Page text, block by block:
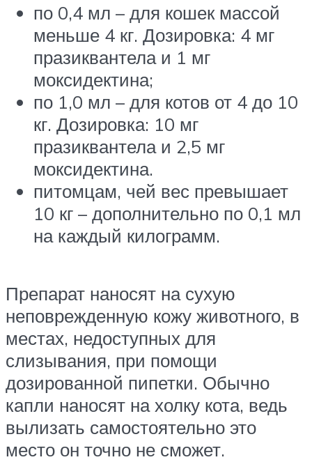
по 0,4 мл – для кошек массой
меньше 4 кг. Дозировка: 4 мг
празиквантела и 1 мг
моксидектина;
по 1,0 мл – для котов от 4 до 10
кг. Дозировка: 10 мг
празиквантела и 2,5 мг
моксидектина.
питомцам, чей вес превышает
10 кг – дополнительно по 0,1 мл
на каждый килограмм.
Препарат наносят на сухую
неповрежденную кожу животного, в
местах, недоступных для
слизывания, при помощи
дозированной пипетки. Обычно
капли наносят на холку кота, ведь
вылизать самостоятельно это
место он точно не сможет.